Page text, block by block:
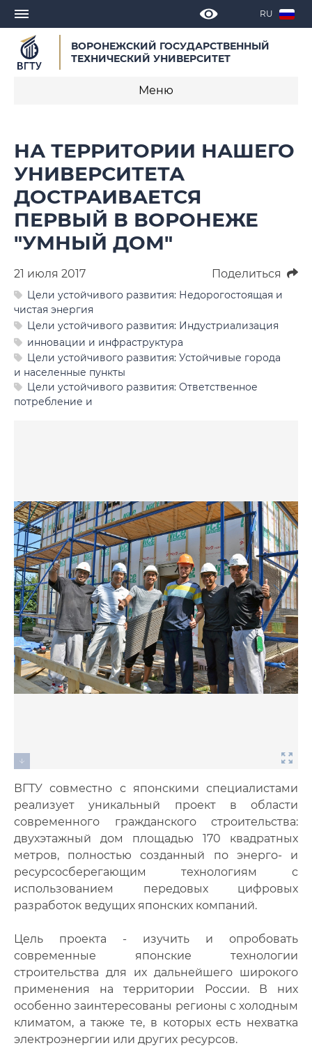
RU
ВОРОНЕЖСКИЙ ГОСУДАРСТВЕННЫЙ
ТЕХНИЧЕСКИЙ УНИВЕРСИТЕТ
Меню
СМИ о нас
Выступления, доклады, интервью
Календарь мероприятий
Корпоративные издания
Фото
Видео
Анкеты и опросы
НА ТЕРРИТОРИИ НАШЕГО
УНИВЕРСИТЕТА
ДОСТРАИВАЕТСЯ
ПЕРВЫЙ В ВОРОНЕЖЕ
"УМНЫЙ ДОМ"
21 июля 2017 Поделиться
Цели устойчивого развития: Недорогостоящая и
чистая энергия
Цели устойчивого развития: Индустриализация
инновации и инфраструктура
Цели устойчивого развития: Устойчивые города
и населенные пункты
Цели устойчивого развития: Ответственное
потребление и
ВГТУ совместно с японскими специалистами
реализует уникальный проект в области
современного гражданского строительства:
двухэтажный дом площадью 170 квадратных
метров, полностью созданный по энерго- и
ресурсосберегающим технологиям с
использованием передовых цифровых
разработок ведущих японских компаний.
Цель проекта - изучить и опробовать
современные японские технологии
строительства для их дальнейшего широкого
применения на территории России. В них
особенно заинтересованы регионы с холодным
климатом, а также те, в которых есть нехватка
электроэнергии или других ресурсов.